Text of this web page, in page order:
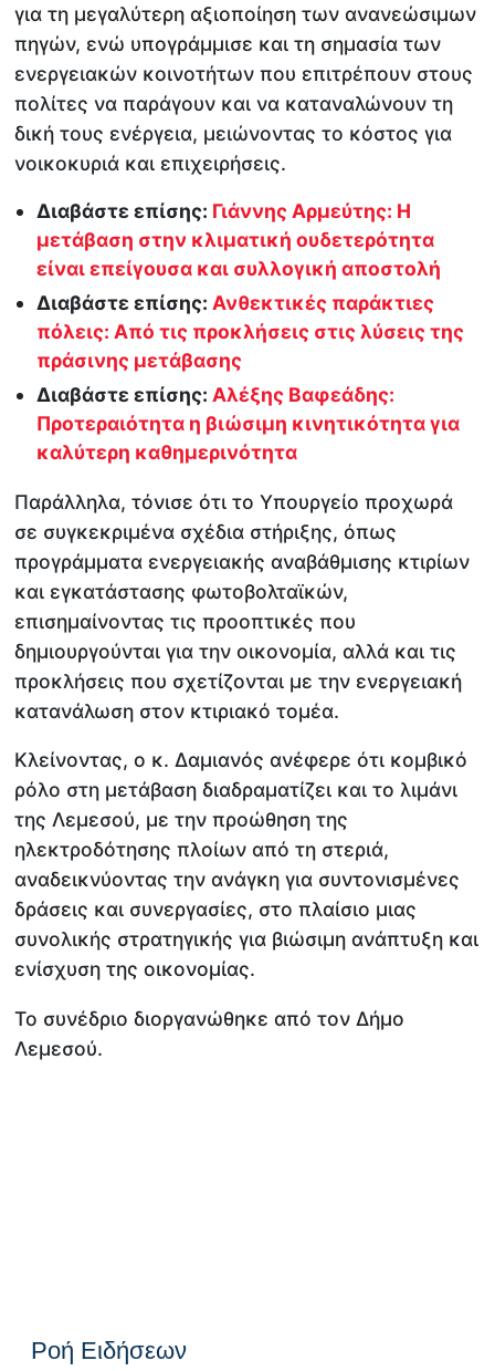
για τη μεγαλύτερη αξιοποίηση των ανανεώσιμων
πηγών, ενώ υπογράμμισε και τη σημασία των
ενεργειακών κοινοτήτων που επιτρέπουν στους
πολίτες να παράγουν και να καταναλώνουν τη
δική τους ενέργεια, μειώνοντας το κόστος για
νοικοκυριά και επιχειρήσεις.
Διαβάστε επίσης: Γιάννης Αρμεύτης: Η
μετάβαση στην κλιματική ουδετερότητα
είναι επείγουσα και συλλογική αποστολή
Διαβάστε επίσης: Ανθεκτικές παράκτιες
πόλεις: Από τις προκλήσεις στις λύσεις της
πράσινης μετάβασης
Διαβάστε επίσης: Αλέξης Βαφεάδης:
Προτεραιότητα η βιώσιμη κινητικότητα για
καλύτερη καθημερινότητα
Παράλληλα, τόνισε ότι το Υπουργείο προχωρά
σε συγκεκριμένα σχέδια στήριξης, όπως
προγράμματα ενεργειακής αναβάθμισης κτιρίων
και εγκατάστασης φωτοβολταϊκών,
επισημαίνοντας τις προοπτικές που
δημιουργούνται για την οικονομία, αλλά και τις
προκλήσεις που σχετίζονται με την ενεργειακή
κατανάλωση στον κτιριακό τομέα.
Κλείνοντας, ο κ. Δαμιανός ανέφερε ότι κομβικό
ρόλο στη μετάβαση διαδραματίζει και το λιμάνι
της Λεμεσού, με την προώθηση της
ηλεκτροδότησης πλοίων από τη στεριά,
αναδεικνύοντας την ανάγκη για συντονισμένες
δράσεις και συνεργασίες, στο πλαίσιο μιας
συνολικής στρατηγικής για βιώσιμη ανάπτυξη και
ενίσχυση της οικονομίας.
Το συνέδριο διοργανώθηκε από τον Δήμο
Λεμεσού.
Ροή Ειδήσεων